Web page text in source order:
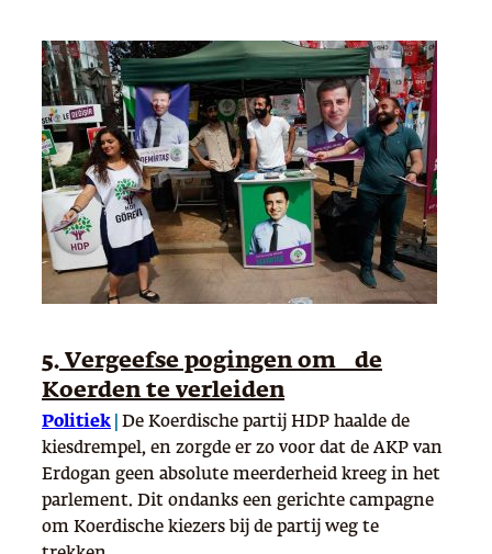
5. Vergeefse pogingen om de
Koerden te verleiden
Politiek
De Koerdische partij HDP haalde de
kiesdrempel, en zorgde er zo voor dat de AKP van
Erdogan geen absolute meerderheid kreeg in het
parlement. Dit ondanks een gerichte campagne
om Koerdische kiezers bij de partij weg te